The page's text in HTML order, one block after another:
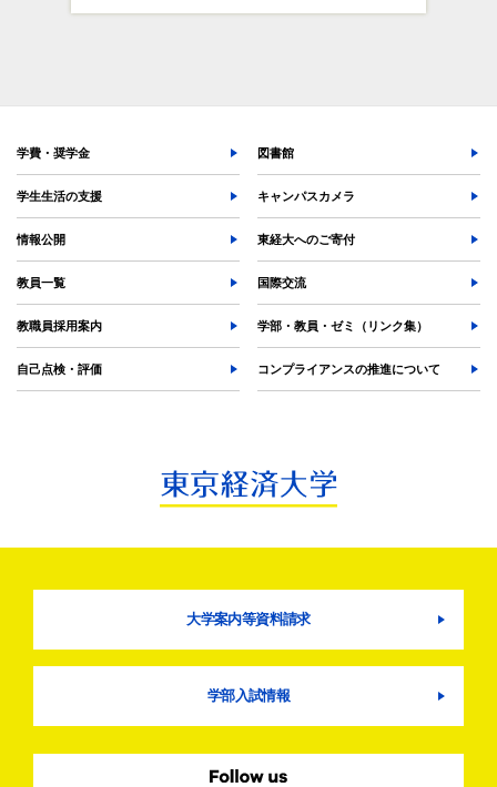
学費・奨学金 図書館
学生生活の支援 キャンパスカメラ
情報公開 東経大へのご寄付
教員一覧 国際交流
教職員採用案内 学部・教員・ゼミ（リンク集）
自己点検・評価 コンプライアンスの推進について
大学案内等資料請求
学部入試情報